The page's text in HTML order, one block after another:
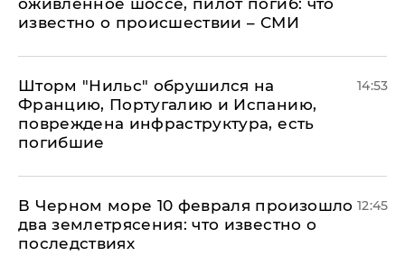
известно о происшествии – СМИ
Шторм "Нильс" обрушился на
Францию, Португалию и Испанию,
повреждена инфраструктура, есть
погибшие
14:53
В Черном море 10 февраля произошло
два землетрясения: что известно о
последствиях
12:45